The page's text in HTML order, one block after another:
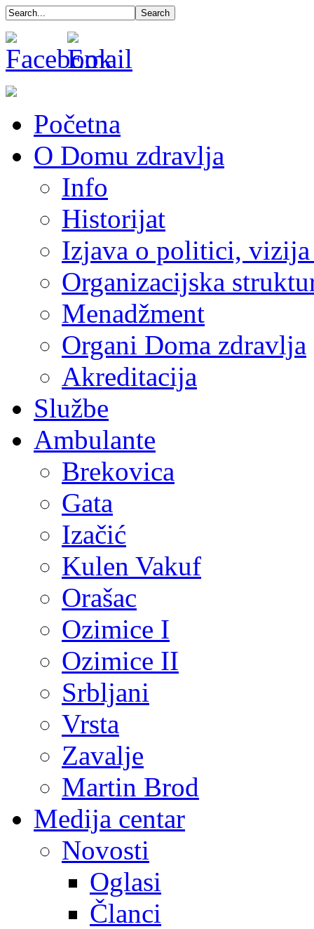
Početna
O Domu zdravlja
Info
Historijat
Izjava o politici,
Organizacijska
Menadžment
Organi Doma zdravlja
Akreditacija
Službe
Ambulante
Brekovica
Gata
Izačić
Kulen Vakuf
Orašac
Ozimice I
Ozimice II
Srbljani
Vrsta
Zavalje
Martin Brod
Medija centar
Novosti
Oglasi
Članci